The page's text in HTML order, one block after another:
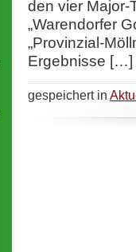
den vier Major-
„Warendorfer
„Provinzial-
Ergebnisse […]
gespeichert in